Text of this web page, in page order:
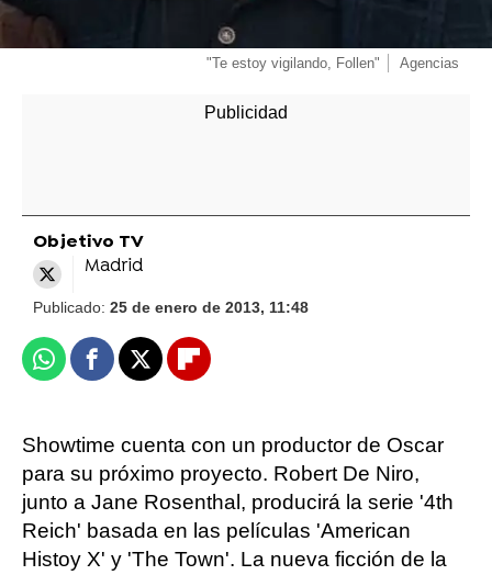
"Te estoy vigilando, Follen" Agencias
Objetivo TV
Madrid
Publicado: 25 de enero de 2013, 11:48
WhatsappFacebook
X Flipboard
Showtime cuenta con un productor de Oscar
para su próximo proyecto. Robert De Niro,
junto a Jane Rosenthal, producirá la serie '4th
Reich' basada en las películas 'American
Histoy X' y 'The Town'. La nueva ficción de la